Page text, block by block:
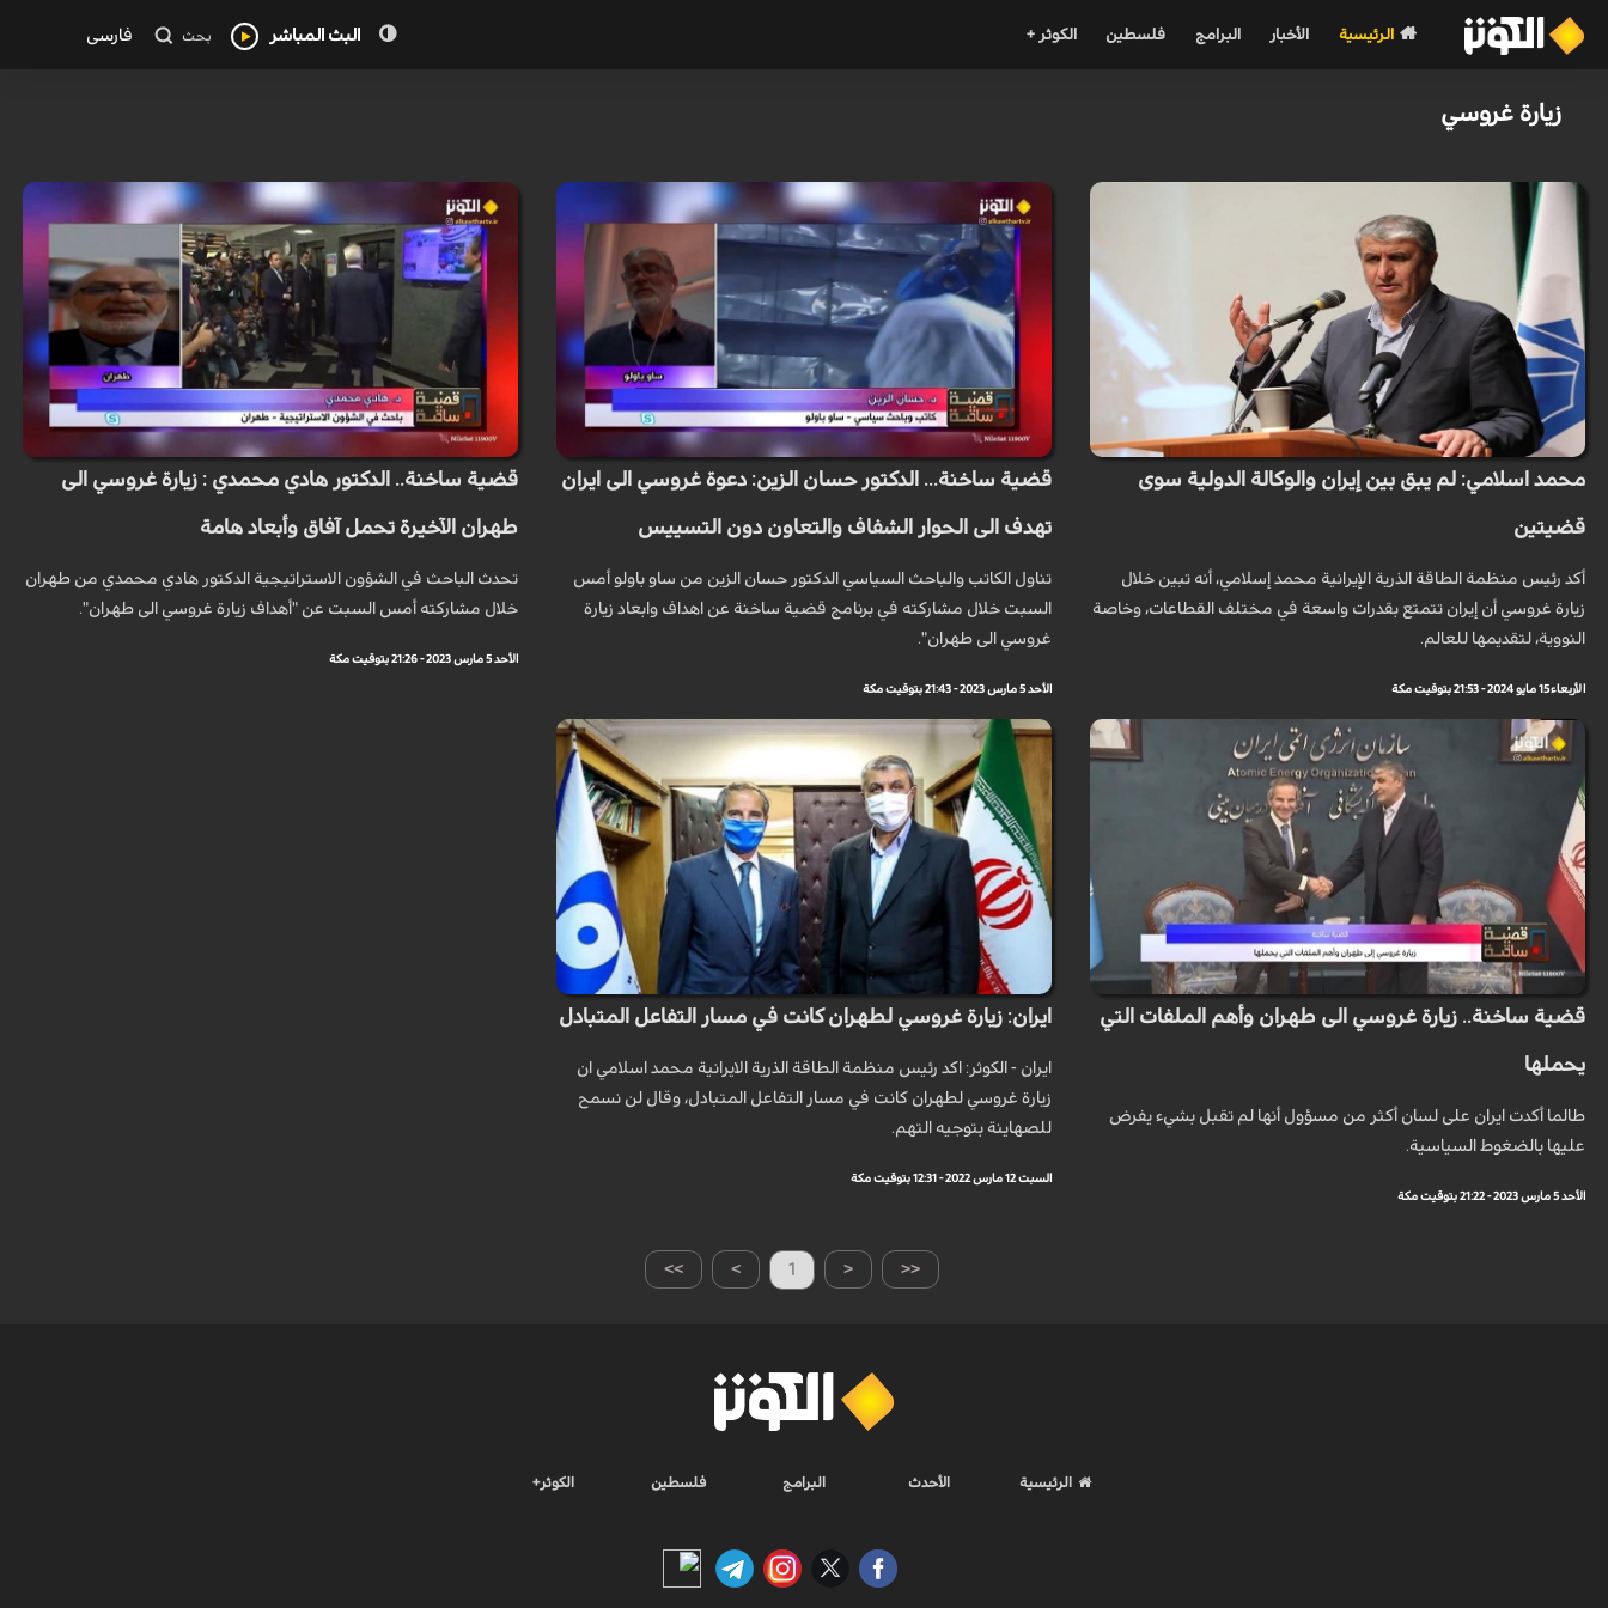
الرئيسية الأخبار البرامج فلسطين الكوثر + البث المباشر بحث فارسی
زيارة غروسي
محمد اسلامي: لم يبق بين إيران والوكالة الدولية سوى
قضيتين
أكد رئيس منظمة الطاقة الذرية الإيرانية محمد إسلامي، أنه تبين خلال
زيارة غروسي أن إيران تتمتع بقدرات واسعة في مختلف القطاعات، وخاصة
النووية، لتقديمها للعالم.
الأربعاء 15 مايو 2024 - 21:53 بتوقيت مكة
قضية ساخنة... الدكتور حسان الزين: دعوة غروسي الى ايران
تهدف الى الحوار الشفاف والتعاون دون التسييس
تناول الكاتب والباحث السياسي الدكتور حسان الزين من ساو باولو أمس
السبت خلال مشاركته في برنامج قضية ساخنة عن اهداف وابعاد زيارة
غروسي الى طهران".
الأحد 5 مارس 2023 - 21:43 بتوقيت مكة
قضية ساخنة.. الدكتور هادي محمدي : زيارة غروسي الى
طهران الآخيرة تحمل آفاق وأبعاد هامة
تحدث الباحث في الشؤون الاستراتيجية الدكتور هادي محمدي من طهران
خلال مشاركته أمس السبت عن "أهداف زيارة غروسي الى طهران".
الأحد 5 مارس 2023 - 21:26 بتوقيت مكة
قضية ساخنة.. زيارة غروسي الى طهران وأهم الملفات التي
يحملها
طالما أكدت ايران على لسان أكثر من مسؤول أنها لم تقبل بشيء يفرض
عليها بالضغوط السياسية.
الأحد 5 مارس 2023 - 21:22 بتوقيت مكة
ايران: زيارة غروسي لطهران كانت في مسار التفاعل المتبادل
ايران - الكوثر: اكد رئيس منظمة الطاقة الذرية الايرانية محمد اسلامي ان
زيارة غروسي لطهران كانت في مسار التفاعل المتبادل، وقال لن نسمح
للصهاينة بتوجيه التهم.
السبت 12 مارس 2022 - 12:31 بتوقيت مكة
>> > 1 < <<
الرئيسية الأحدث البرامج فلسطين الكوثر+